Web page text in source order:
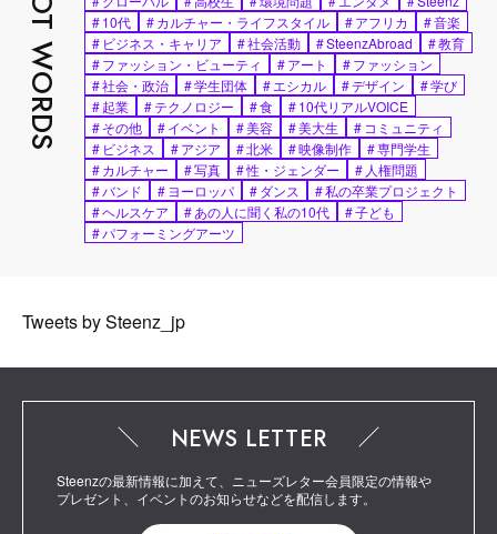
HOT WORDS
#10代 #カルチャー・ライフスタイル #アフリカ #音楽
# ビジネス・キャリア #社会活動 #SteenzAbroad #教育
#ファッション・ビューティ #アート #ファッション
#社会・政治 #学生団体 #エシカル #デザイン #学び
#起業 #テクノロジー #食 #10代リアルVOICE
#その他 #イベント #美容 #美大生 # コミュニティ
# ビジネス #アジア #北米 #映像制作 #専門学生
#カルチャー #写真 #性・ジェンダー # 人権問題
#バンド #ヨーロッパ #ダンス #私の卒業プロジェクト
#ヘルスケア #あの人に聞く私の10代 #子ども
#パフォーミングアーツ
Tweets by Steenz_jp
NEWS LETTER
Steenzの最新情報に加えて、ニューズレター会員限定の情報や
プレゼント、イベントのお知らせなどを配信します。